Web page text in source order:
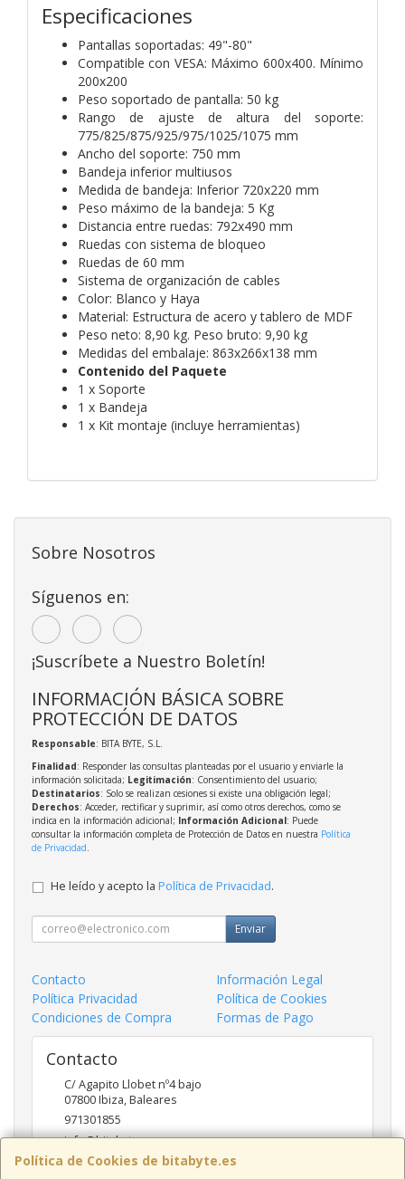
Especificaciones
Pantallas soportadas: 49"-80"
Compatible con VESA: Máximo 600x400. Mínimo
200x200
Peso soportado de pantalla: 50 kg
Rango de ajuste de altura del soporte:
775/825/875/925/975/1025/1075 mm
Ancho del soporte: 750 mm
Bandeja inferior multiusos
Medida de bandeja: Inferior 720x220 mm
Peso máximo de la bandeja: 5 Kg
Distancia entre ruedas: 792x490 mm
Ruedas con sistema de bloqueo
Ruedas de 60 mm
Sistema de organización de cables
Color: Blanco y Haya
Material: Estructura de acero y tablero de MDF
Peso neto: 8,90 kg. Peso bruto: 9,90 kg
Medidas del embalaje: 863x266x138 mm
Contenido del Paquete
1 x Soporte
1 x Bandeja
1 x Kit montaje (incluye herramientas)
Política de Cookies de bitabyte.es
Sobre Nosotros
Síguenos en:
¡Suscríbete a Nuestro Boletín!
INFORMACIÓN BÁSICA SOBRE
PROTECCIÓN DE DATOS
Responsable: BITA BYTE, S.L.
Finalidad: Responder las consultas planteadas por el usuario y enviarle la
información solicitada; Legitimación: Consentimiento del usuario;
Destinatarios: Solo se realizan cesiones si existe una obligación legal;
Derechos: Acceder, rectificar y suprimir, así como otros derechos, como se
indica en la información adicional; Información Adicional: Puede
consultar la información completa de Protección de Datos en nuestra Política
de Privacidad
He leído y acepto la Política de Privacidad.
Enviar
Contacto
Información Legal
Política Privacidad
Política de Cookies
Condiciones de Compra
Formas de Pago
Contacto
C/ Agapito Llobet nº4 bajo
07800Ibiza,Baleares
971301855
info@bitabyte.es